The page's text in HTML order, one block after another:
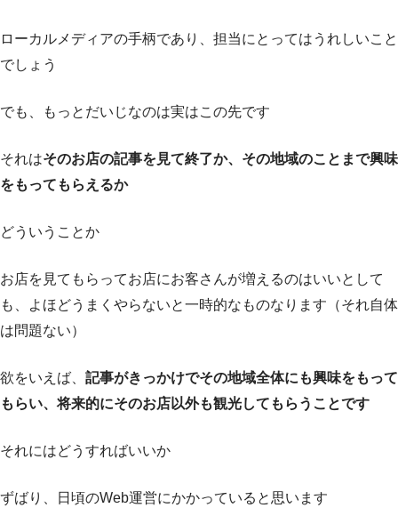
ローカルメディアの手柄であり、担当にとってはうれしいこと
でしょう
でも、もっとだいじなのは実はこの先です
それはそのお店の記事を見て終了か、その地域のことまで興味
をもってもらえるか
どういうことか
お店を見てもらってお店にお客さんが増えるのはいいとして
も、よほどうまくやらないと一時的なものなります（それ自体
は問題ない）
欲をいえば、 記事がきっかけでその地域全体にも興味をもって
もらい、将来的にそのお店以外も観光してもらうことです
それにはどうすればいいか
ずばり、日頃のWeb運営にかかっていると思います